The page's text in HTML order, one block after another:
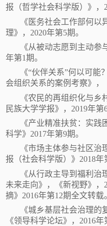
报（哲学社会科学版）》，
《医务社会工作部何
理》， 2020年第5期。
《从被动志愿到主动参
年第1期。
《“伙伴关系”何以可
会组织关系的案例考察》，
《农民的再组织化与
民族大学学报》， 2019年第
《产业精准扶贫：实
科学》 2017年第9期。
《市场主体参与社区
报（社会科学版）》2018年
《从行政主导到福利治
未来走向》，《新视野》，
摘》2016年第12期全文转载
《城乡基层社会治理的
《领导科学论坛》， 2016年